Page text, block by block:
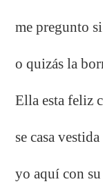
me pregunto
o quizás la
Ella esta feliz
se casa
yo aquí con su